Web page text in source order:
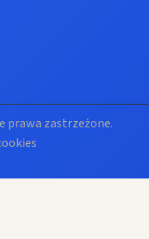
prawa zastrzeżone.